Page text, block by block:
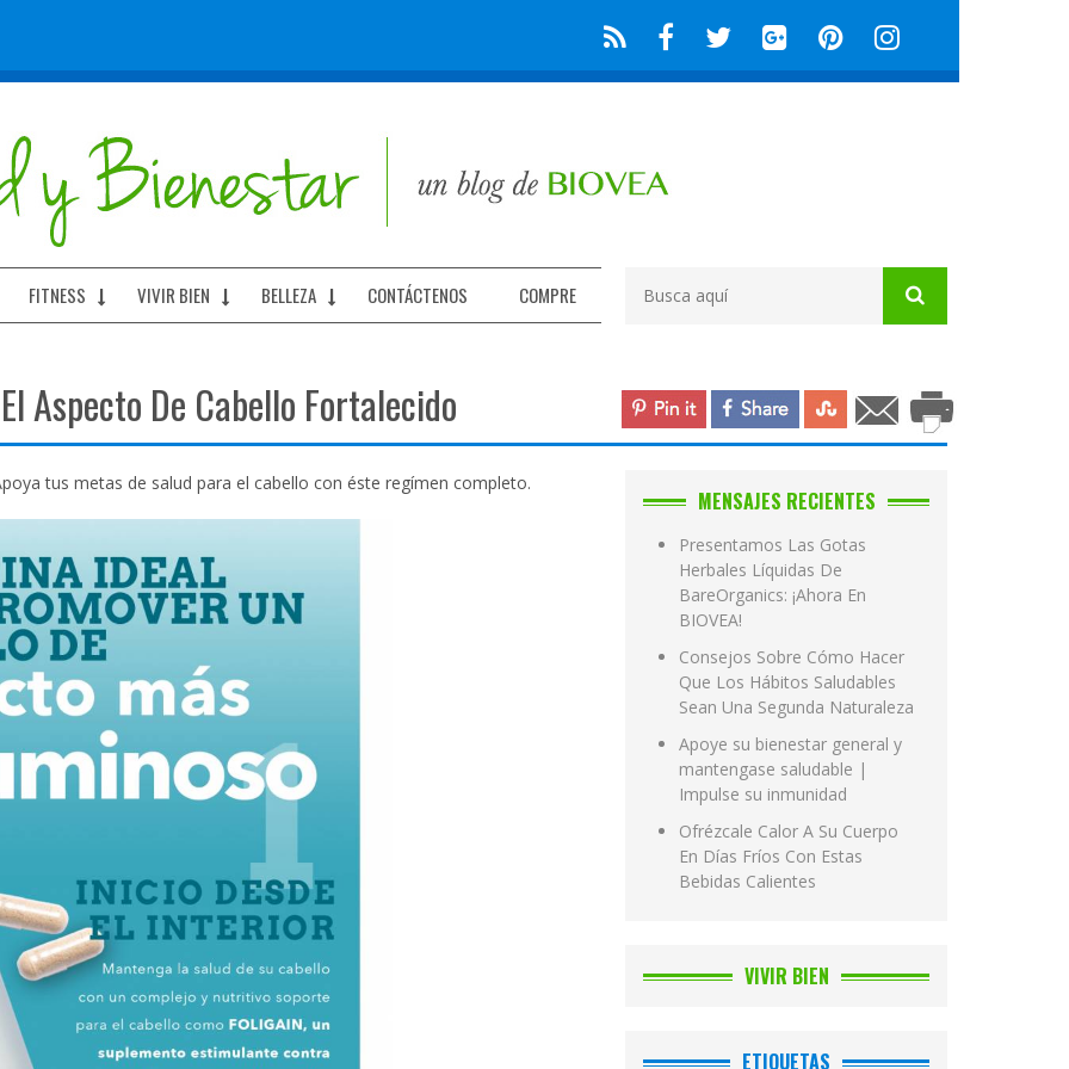
FITNESS VIVIR BIEN BELLEZA CONTÁCTENOS COMPRE
Aspecto De Cabello Fortalecido
tus metas de salud para el cabello con éste regímen completo.
MENSAJES RECIENTES
Presentamos Las Gotas
Herbales Líquidas De
BareOrganics: ¡Ahora En
BIOVEA!
Consejos Sobre Cómo Hacer
Que Los Hábitos Saludables
Sean Una Segunda Naturaleza
Apoye su bienestar general y
mantengase saludable |
Impulse su inmunidad
Ofrézcale Calor A Su Cuerpo
En Días Fríos Con Estas
Bebidas Calientes
VIVIR BIEN
ETIQUETAS